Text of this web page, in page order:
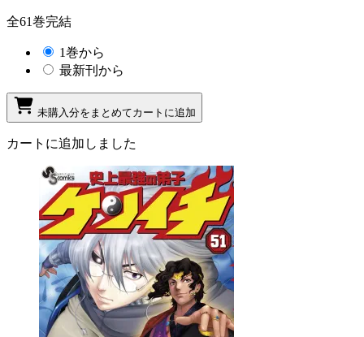
全61巻完結
1巻から
最新刊から
未購入分をまとめてカートに追加
カートに追加しました